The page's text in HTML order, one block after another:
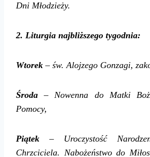
Dni Młodzieży.
2. Liturgia najbliższego tygodnia:
Wtorek– św. Alojzego Gonzagi,
Środa – Nowenna do Matki
Pomocy,
Piątek – Uroczystość
Chrzciciela. Nabożeństwo do